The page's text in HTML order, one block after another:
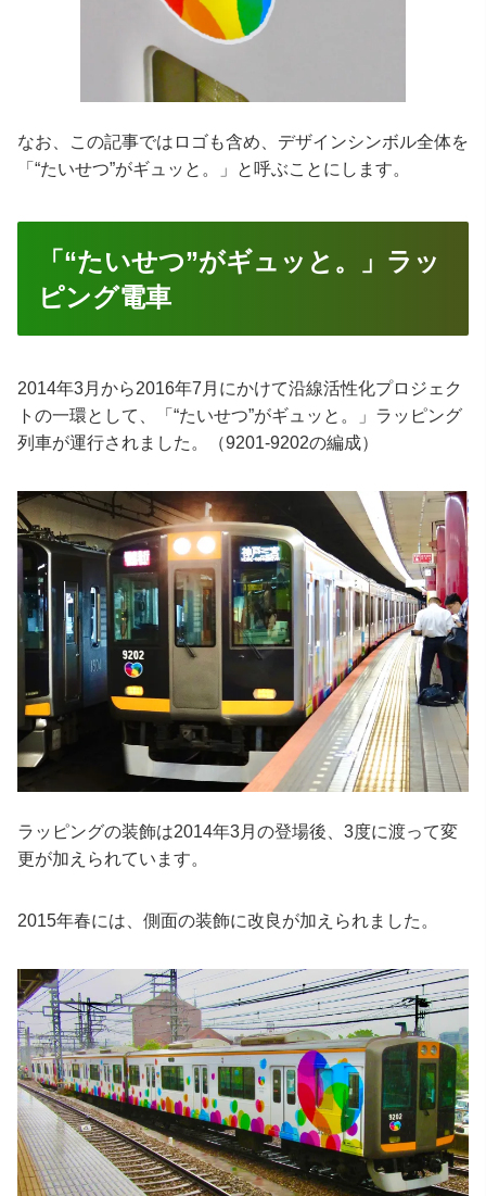
なお、この記事ではロゴも含め、デザインシンボル全体を
「“たいせつ”がギュッと。」と呼ぶことにします。
「“たいせつ”がギュッと。」ラッ
ピング電車
2014年3月から2016年7月にかけて沿線活性化プロジェク
トの一環として、「“たいせつ”がギュッと。」ラッピング
列車が運行されました。（9201-9202の編成）
ラッピングの装飾は2014年3月の登場後、3度に渡って変
更が加えられています。
2015年春には、側面の装飾に改良が加えられました。